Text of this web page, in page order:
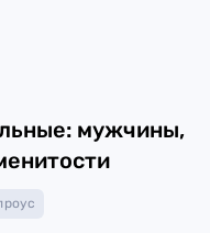
мужчины,